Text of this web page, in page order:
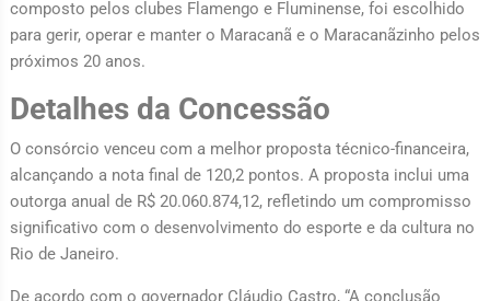
composto pelos clubes Flamengo e Fluminense, foi escolhido
para gerir, operar e manter o Maracanã e o Maracanãzinho pelos
próximos 20 anos.
Detalhes da Concessão
O consórcio venceu com a melhor proposta técnico-financeira,
alcançando a nota final de 120,2 pontos. A proposta inclui uma
outorga anual de R$ 20.060.874,12, refletindo um compromisso
significativo com o desenvolvimento do esporte e da cultura no
Rio de Janeiro.
De acordo com o governador Cláudio Castro, “A conclusão